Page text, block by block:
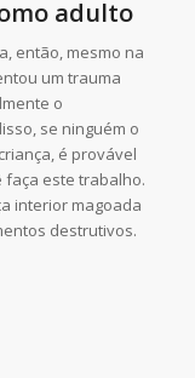
adulto
então, mesmo na
um trauma
o
se ninguém o
é provável
este trabalho.
interior magoada
destrutivos.